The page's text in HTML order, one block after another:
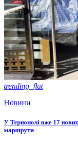
trending_flat
Новини
У Тернополі вже 17
маршрути